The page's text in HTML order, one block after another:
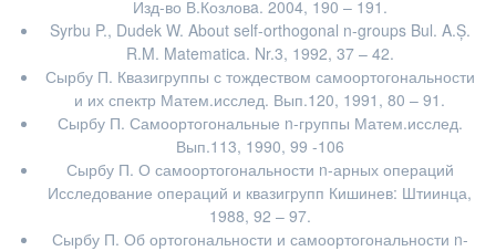
Изд-во В.Козловa. 2004, 190 – 191.
Syrbu P., Dudek W. About self-orthogonal n-groups Bul. A.Ş.
R.M. Matematica. Nr.3, 1992, 37 – 42.
Сырбу П. Квазигруппы с тождеством самоортогональности
и их спектр Матем.исслед. Вып.120, 1991, 80 – 91.
Сырбу П. Самоортогональные n-группы Матем.исслед.
Вып.113, 1990, 99 -106
Сырбу П. О самоортогональности n-арных операций
Исследование операций и квазигрупп Кишинев: Штиинца,
1988, 92 – 97.
Сырбу П. Об ортогональности и самоортогональности n-